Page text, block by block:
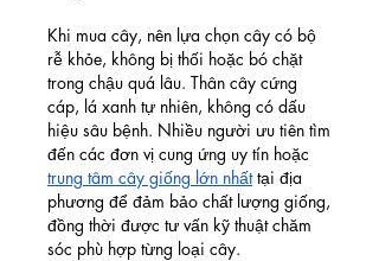
Khi mua cây, nên lựa chọn cây có bộ
rễ khỏe, không bị thối hoặc bó chặt
trong chậu quá lâu. Thân cây cứng
cáp, lá xanh tự nhiên, không có dấu
hiệu sâu bệnh. Nhiều người ưu tiên tìm
trung tâm cây giống lớn nhất tại địa
phương để đảm bảo chất lượng giống,
đồng thời được tư vấn kỹ thuật chăm
sóc phù hợp từng loại cây.